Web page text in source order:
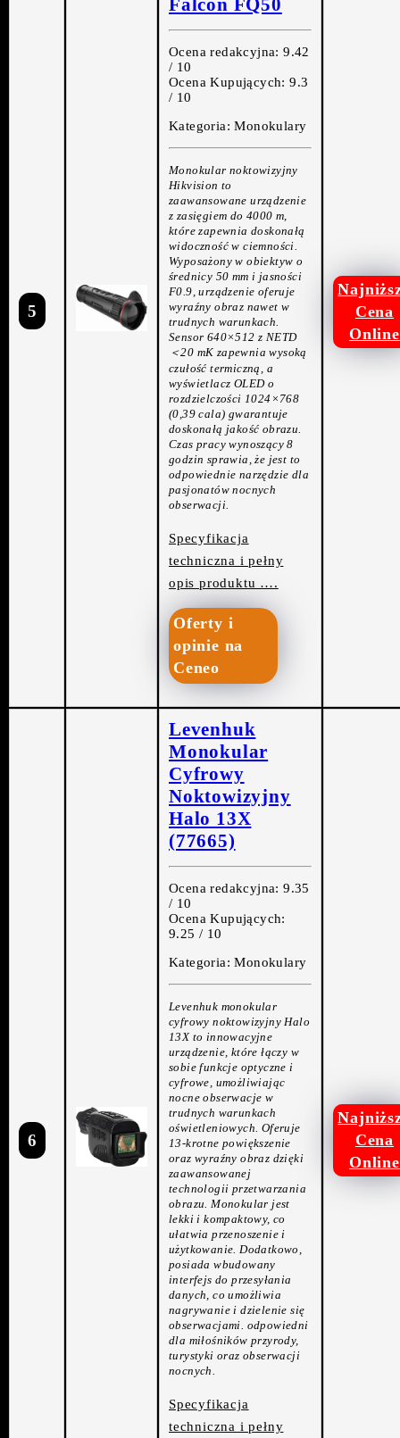
5
Falcon FQ50
Ocena redakcyjna: 9.42
/ 10
Ocena Kupujących: 9.3
/ 10
Kategoria: Monokulary
Monokular noktowizyjny
Hikvision to
zaawansowane urządzenie
z zasięgiem do 4000 m,
które zapewnia doskonałą
widoczność w ciemności.
Wyposażony w obiektyw o
średnicy 50 mm i jasności
F0.9, urządzenie oferuje
wyraźny obraz nawet w
trudnych warunkach.
Sensor 640×512 z NETD
＜20 mK zapewnia wysoką
czułość termiczną, a
wyświetlacz OLED o
rozdzielczości 1024×768
(0,39 cala) gwarantuje
doskonałą jakość obrazu.
Czas pracy wynoszący 8
godzin sprawia, że jest to
odpowiednie narzędzie dla
pasjonatów nocnych
obserwacji.
Specyfikacja
techniczna i pełny
opis produktu ….
Oferty i
opinie na
Ceneo
Cena
Online
6
Levenhuk
Monokular
Cyfrowy
Noktowizyjny
Halo 13X
(77665)
Ocena redakcyjna: 9.35
/ 10
Ocena Kupujących:
9.25 / 10
Kategoria: Monokulary
Levenhuk monokular
cyfrowy noktowizyjny Halo
13X to innowacyjne
urządzenie, które łączy w
sobie funkcje optyczne i
cyfrowe, umożliwiając
nocne obserwacje w
trudnych warunkach
oświetleniowych. Oferuje
13-krotne powiększenie
oraz wyraźny obraz dzięki
zaawansowanej
technologii przetwarzania
obrazu. Monokular jest
lekki i kompaktowy, co
ułatwia przenoszenie i
użytkowanie. Dodatkowo,
posiada wbudowany
interfejs do przesyłania
danych, co umożliwia
nagrywanie i dzielenie się
obserwacjami. odpowiedni
dla miłośników przyrody,
turystyki oraz obserwacji
nocnych.
Specyfikacja
techniczna i pełny
Cena
Online